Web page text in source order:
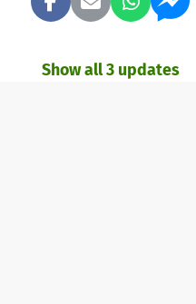
Show all 3 updates